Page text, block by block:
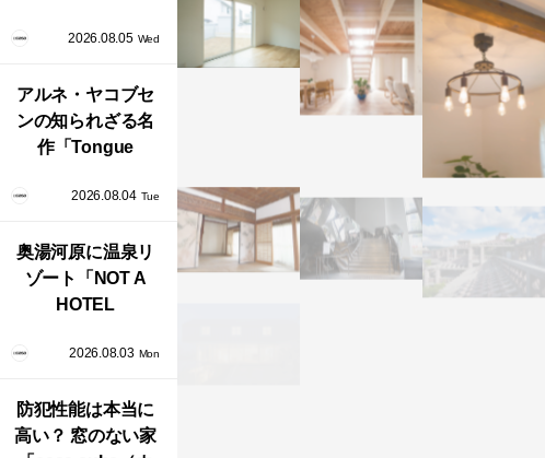
「循環する竹風
2026.08.05 Wed
アルネ・ヤコブセ
ンの知られざる名
作「Tongue
FRITZ HANSENか
本で発売開始！
2026.08.04 Tue
奥湯河原に温泉リ
ゾート「NOT A
HOTEL
誕生！販売を日
始！
2026.08.03 Mon
防犯性能は本当に
高い？ 窓のない家